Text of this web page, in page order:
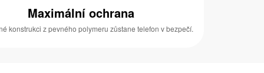
Maximální ochrana
konstrukci z pevného polymeru zůstane telefon v bezpečí.